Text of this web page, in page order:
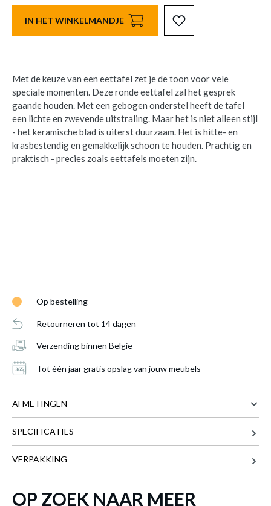
IN HET WINKELMANDJE
Met de keuze van een eettafel zet je de toon voor vele
speciale momenten. Deze ronde eettafel zal het gesprek
gaande houden. Met een gebogen onderstel heeft de tafel
een lichte en zwevende uitstraling. Maar het is niet alleen stijl
- het keramische blad is uiterst duurzaam. Het is hitte- en
krasbestendig en gemakkelijk schoon te houden. Prachtig en
praktisch - precies zoals eettafels moeten zijn.
Op bestelling
Retourneren tot 14 dagen
Verzending binnen België
Tot één jaar gratis opslag van jouw meubels
AFMETINGEN
DIEPTE
LENGTE 90 cm
HOOGTE 75 cm
SPECIFICATIES
VERPAKKING
OP ZOEK NAAR MEER